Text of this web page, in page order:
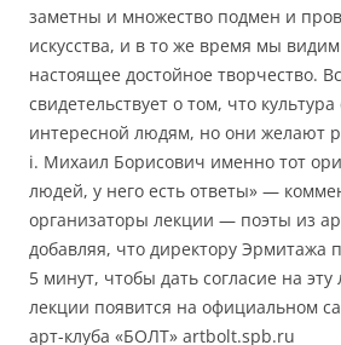
заметны и множество подмен и
искусства, и в то же время мы
настоящее достойное творчество.
свидетельствует о том, что культура
интересной людям, но они желают
i. Михаил Борисович именно тот
людей, у него есть ответы» —
организаторы лекции — поэты из
добавляя, что директору Эрмитажа
5 минут, чтобы дать согласие на
лекции появится на официальном
арт-клуба «БОЛТ» artbolt.spb.ru